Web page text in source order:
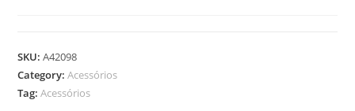
SKU:A42098
Category:Acessórios
Tag:Acessórios